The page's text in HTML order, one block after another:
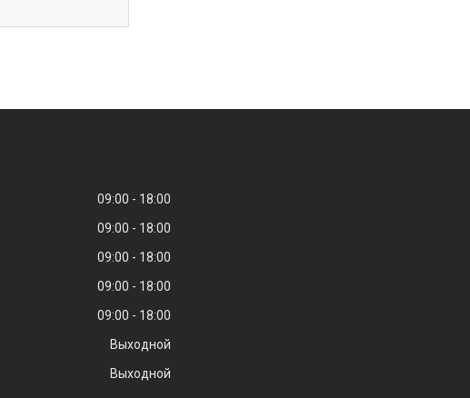
09:00
18:00
09:00
18:00
09:00
18:00
09:00
18:00
09:00
18:00
Выходной
Выходной